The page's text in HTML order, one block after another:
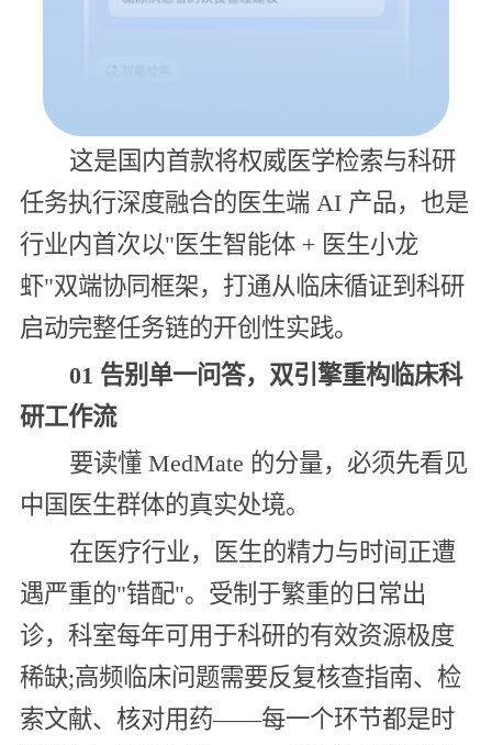
这是国内首款将权威医学检索与科研
任务执行深度融合的医生端 AI 产品，也是
行业内首次以"医生智能体 + 医生小龙
虾"双端协同框架，打通从临床循证到科研
启动完整任务链的开创性实践。
01 告别单一问答，双引擎重构临床科
研工作流
要读懂 MedMate 的分量，必须先看见
中国医生群体的真实处境。
在医疗行业，医生的精力与时间正遭
遇严重的"错配"。受制于繁重的日常出
诊，科室每年可用于科研的有效资源极度
稀缺;高频临床问题需要反复核查指南、检
索文献、核对用药——每一个环节都是时